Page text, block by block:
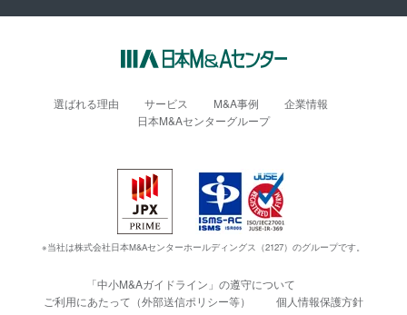
選ばれる理由 サービス M&A事例
企業情報
日本M&Aセンターグループ
※当社は株式会社日本M&Aセンターホールディングス（2127）のグループです。
「中小M&Aガイドライン」の遵守について
ご利用にあたって（外部送信ポリシー等）
個人情報保護方針